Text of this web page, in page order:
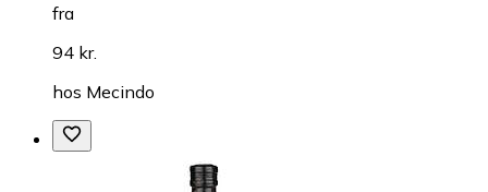
fra
94 kr.
hos Mecindo